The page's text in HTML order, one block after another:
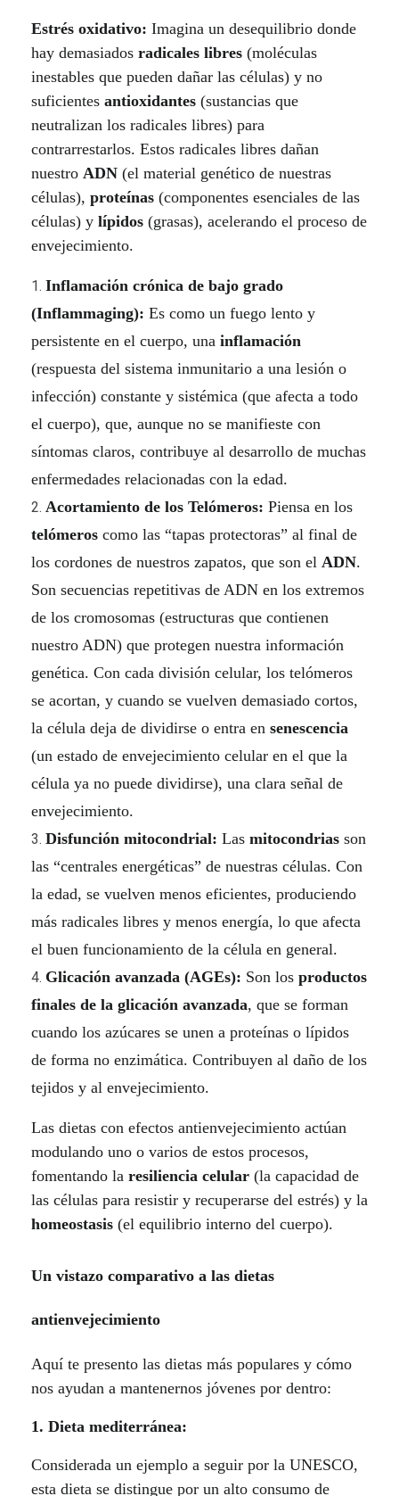
j
e
c
i
m
i
e
n
t
o
:
E
x
p
l
o
r
a
n
d
o
l
a
s
d
i
e
t
a
s
c
o
n
v
i
d
e
n
c
Estrés oxidativo: Imagina un desequilibrio donde
hay demasiados radicales libres (moléculas
inestables que pueden dañar las células) y no
suficientes antioxidantes (sustancias que
neutralizan los radicales libres) para
contrarrestarlos. Estos radicales libres dañan
nuestro ADN (el material genético de nuestras
células), proteínas (componentes esenciales de las
células) y lípidos (grasas), acelerando el proceso de
envejecimiento.
Inflamación crónica de bajo grado
(Inflammaging): Es como un fuego lento y
persistente en el cuerpo, una inflamación
(respuesta del sistema inmunitario a una lesión o
infección) constante y sistémica (que afecta a todo
el cuerpo), que, aunque no se manifieste con
síntomas claros, contribuye al desarrollo de muchas
enfermedades relacionadas con la edad.
Acortamiento de los Telómeros: Piensa en los
telómeros como las “tapas protectoras” al final de
los cordones de nuestros zapatos, que son el ADN.
Son secuencias repetitivas de ADN en los extremos
de los cromosomas (estructuras que contienen
nuestro ADN) que protegen nuestra información
genética. Con cada división celular, los telómeros
se acortan, y cuando se vuelven demasiado cortos,
la célula deja de dividirse o entra en senescencia
(un estado de envejecimiento celular en el que la
célula ya no puede dividirse), una clara señal de
envejecimiento.
Disfunción mitocondrial: Las mitocondrias son
las “centrales energéticas” de nuestras células. Con
la edad, se vuelven menos eficientes, produciendo
más radicales libres y menos energía, lo que afecta
el buen funcionamiento de la célula en general.
Glicación avanzada (AGEs): Son los productos
finales de la glicación avanzada, que se forman
cuando los azúcares se unen a proteínas o lípidos
de forma no enzimática. Contribuyen al daño de los
tejidos y al envejecimiento.
Las dietas con efectos antienvejecimiento actúan
modulando uno o varios de estos procesos,
fomentando la resiliencia celular (la capacidad de
las células para resistir y recuperarse del estrés) y la
homeostasis (el equilibrio interno del cuerpo).
Un vistazo comparativo a las dietas
antienvejecimiento
Aquí te presento las dietas más populares y cómo
nos ayudan a mantenernos jóvenes por dentro:
1. Dieta mediterránea:
Considerada un ejemplo a seguir por la UNESCO,
esta dieta se distingue por un alto consumo de